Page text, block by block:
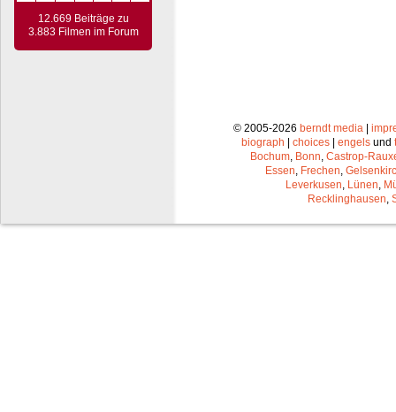
12.669 Beiträge zu
3.883 Filmen im Forum
© 2005-2026 berndt media|
biograph
choices engels und
Bochum, Bonn, Castrop-
Essen, Frechen,
Leverkusen, Lünen,
Recklinghausen,